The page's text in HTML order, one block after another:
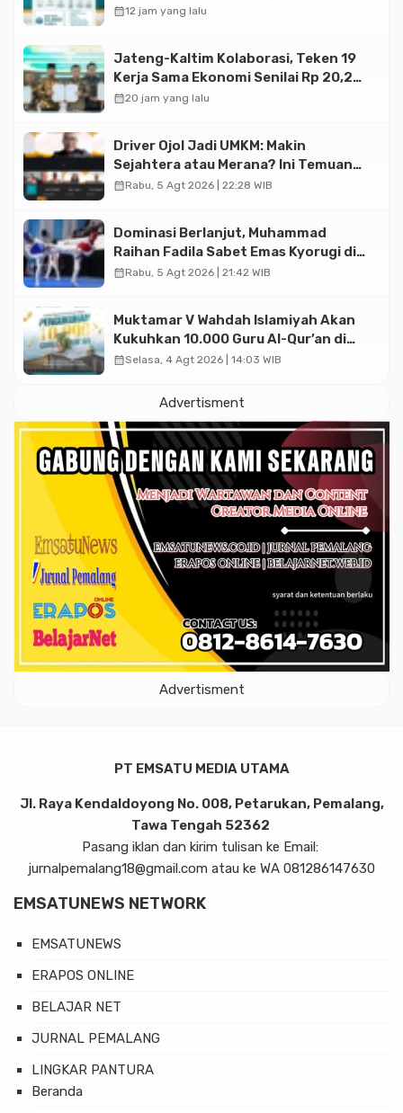
Halal di Jakarta
calendar_month12 jam yang lalu
Jateng-Kaltim Kolaborasi, Teken 19
Kerja Sama Ekonomi Senilai Rp 20,2
Triliun
calendar_month20 jam yang lalu
Driver Ojol Jadi UMKM: Makin
Sejahtera atau Merana? Ini Temuan
Diskusi Paramadina
calendar_monthRabu, 5 Agt 2026 | 22:28 WIB
Dominasi Berlanjut, Muhammad
Raihan Fadila Sabet Emas Kyorugi di
Asian Taekwondo Indonesia Open
calendar_monthRabu, 5 Agt 2026 | 21:42 WIB
Muktamar V Wahdah Islamiyah Akan
Kukuhkan 10.000 Guru Al-Qur’an di
Masjid Istiqlal
calendar_monthSelasa, 4 Agt 2026 | 14:03 WIB
Advertisment
Advertisment
PT EMSATU MEDIA UTAMA
Jl. Raya Kendaldoyong No. 008, Petarukan, Pemalang,
Tawa Tengah 52362
Pasang iklan dan kirim tulisan ke Email:
jurnalpemalang18@gmail.com atau ke WA 081286147630
EMSATUNEWS NETWORK
EMSATUNEWS
ERAPOS ONLINE
BELAJAR NET
JURNAL PEMALANG
LINGKAR PANTURA
Beranda